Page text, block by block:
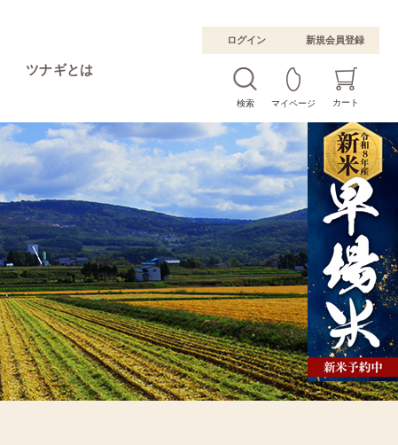
ツナギとは
ログイン 新規会員登録
検索 マイページ カート